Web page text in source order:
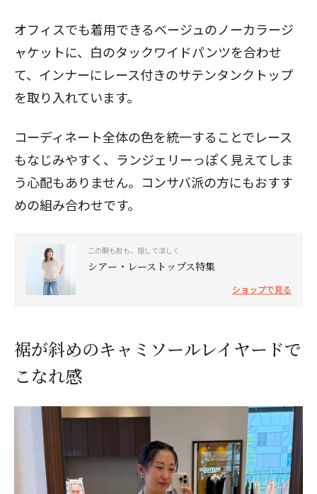
オフィスでも着用できるベージュのノーカラージ
ャケットに、白のタックワイドパンツを合わせ
て、インナーにレース付きのサテンタンクトップ
を取り入れています。
コーディネート全体の色を統一することでレース
もなじみやすく、ランジェリーっぽく見えてしま
う心配もありません。コンサバ派の方にもおすす
めの組み合わせです。
二の腕も肘も、隠して涼しく
シアー・レーストップス特集
ショップで見る
裾が斜めのキャミソールレイヤードで
こなれ感